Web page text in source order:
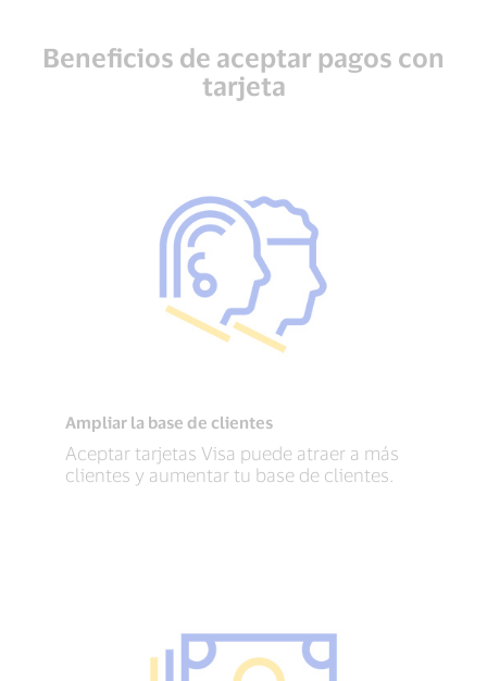
Beneficios de aceptar pagos con
tarjeta
Ampliar la base de clientes
Aceptar tarjetas Visa puede atraer a más
clientes y aumentar tu base de clientes.